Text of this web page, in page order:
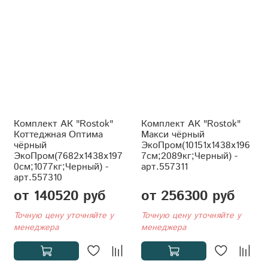
Комплект АК "Rostok"
Коттеджная Оптима
чёрный
ЭкоПром(7682x1438x197
0см;1077кг;Черный) -
арт.557310
от 140520 руб
Точную цену уточняйте у
менеджера
Комплект АК "Rostok"
Макси чёрный
ЭкоПром(10151x1438x196
7см;2089кг;Черный) -
арт.557311
от 256300 руб
Точную цену уточняйте у
менеджера